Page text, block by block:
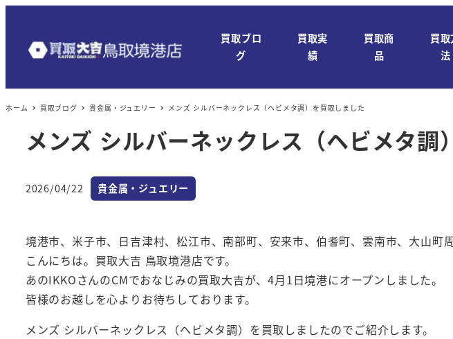
ン
テ
買取ブロ
グ
買取実
績
買取商
品
買取
法
ホーム 買取ブログ 貴金属・ジュエリー メンズ シルバーネックレス（ヘビメタ調）を買取しました
メンズ シルバーネックレス（ヘビメタ調
投稿日
2026/04/22 カテゴリー
貴金属・ジュエリー
境港市、米子市、日吉津村、松江市、南部町、安来市、伯耆町、雲南市、大山町
こんにちは。買取大吉 鳥取境港店です。
あのIKKOさんのCMでおなじみの買取大吉が、4月1日境港にオープンしました。
皆様のお越しを心よりお待ちしております。
メンズ シルバーネックレス（ヘビメタ調）を買取しましたのでご紹介します。